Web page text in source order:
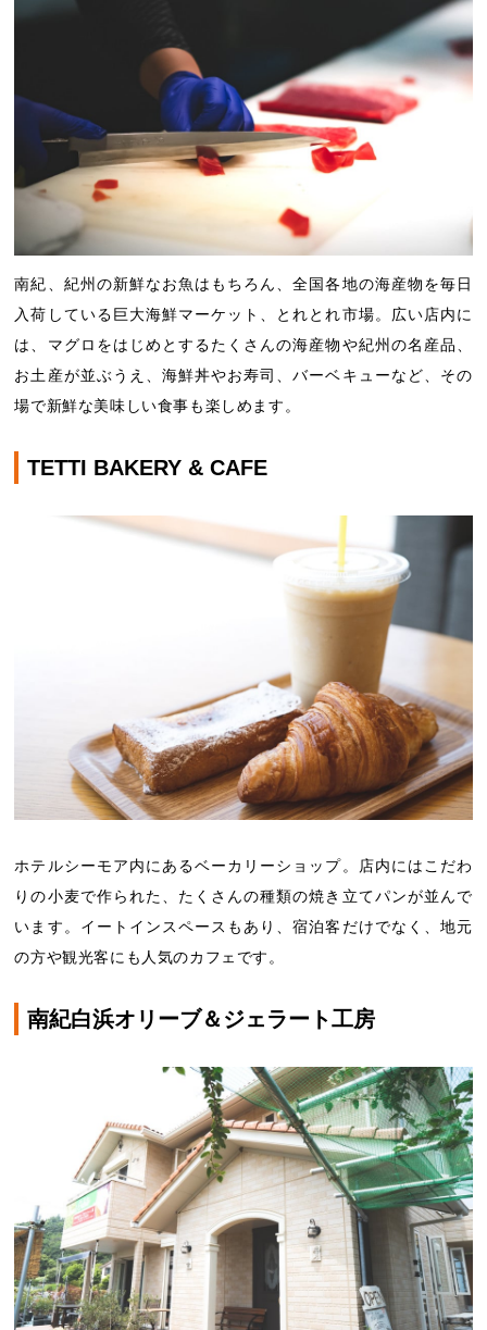
南紀、紀州の新鮮なお魚はもちろん、全国各地の海産物を毎日
入荷している巨大海鮮マーケット、とれとれ市場。広い店内に
は、マグロをはじめとするたくさんの海産物や紀州の名産品、
お土産が並ぶうえ、海鮮丼やお寿司、バーベキューなど、その
場で新鮮な美味しい食事も楽しめます。
TETTI BAKERY & CAFE
ホテルシーモア内にあるベーカリーショップ。店内にはこだわ
りの小麦で作られた、たくさんの種類の焼き立てパンが並んで
います。イートインスペースもあり、宿泊客だけでなく、地元
の方や観光客にも人気のカフェです。
南紀白浜オリーブ＆ジェラート工房